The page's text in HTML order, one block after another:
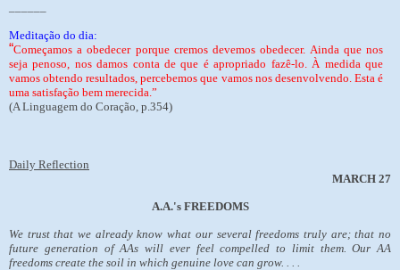
Meditação do dia:
“Começamos a obedecer porque cremos devemos obedecer. Ainda que nos
seja penoso, nos damos conta de que é apropriado fazê-lo. À medida que
vamos obtendo resultados, percebemos que vamos nos desenvolvendo. Esta é
uma satisfação bem merecida.”
(A Linguagem do Coração, p.354)
Daily Reflection
MARCH 27
A.A.'s FREEDOMS
We trust that we already know what our several freedoms truly are; that no
future generation of AAs will ever feel compelled to limit them. Our AA
freedoms create the soil in which genuine love can grow. . . .